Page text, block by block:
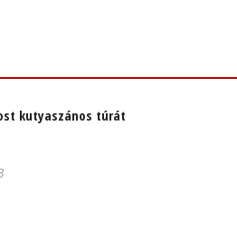
kutyaszános túrát